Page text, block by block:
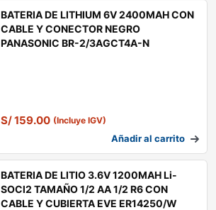
BATERIA DE LITHIUM 6V 2400MAH CON
CABLE Y CONECTOR NEGRO
PANASONIC BR-2/3AGCT4A-N
S/159.00 (Incluye IGV)
Añadir al carrito
BATERIA DE LITIO 3.6V 1200MAH Li-
SOCl2 TAMAÑO 1/2 AA 1/2 R6 CON
CABLE Y CUBIERTA EVE ER14250/W